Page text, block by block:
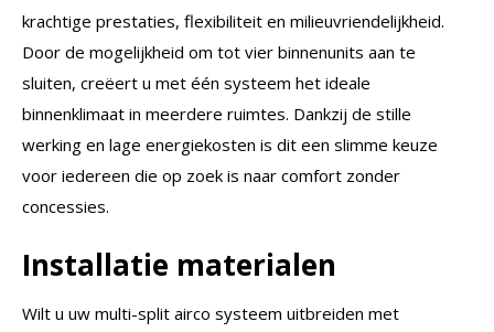
krachtige prestaties, flexibiliteit en milieuvriendelijkheid.
Door de mogelijkheid om tot vier binnenunits aan te
sluiten, creëert u met één systeem het ideale
binnenklimaat in meerdere ruimtes. Dankzij de stille
werking en lage energiekosten is dit een slimme keuze
voor iedereen die op zoek is naar comfort zonder
concessies.
Installatie materialen
Wilt u uw multi-split airco systeem uitbreiden met